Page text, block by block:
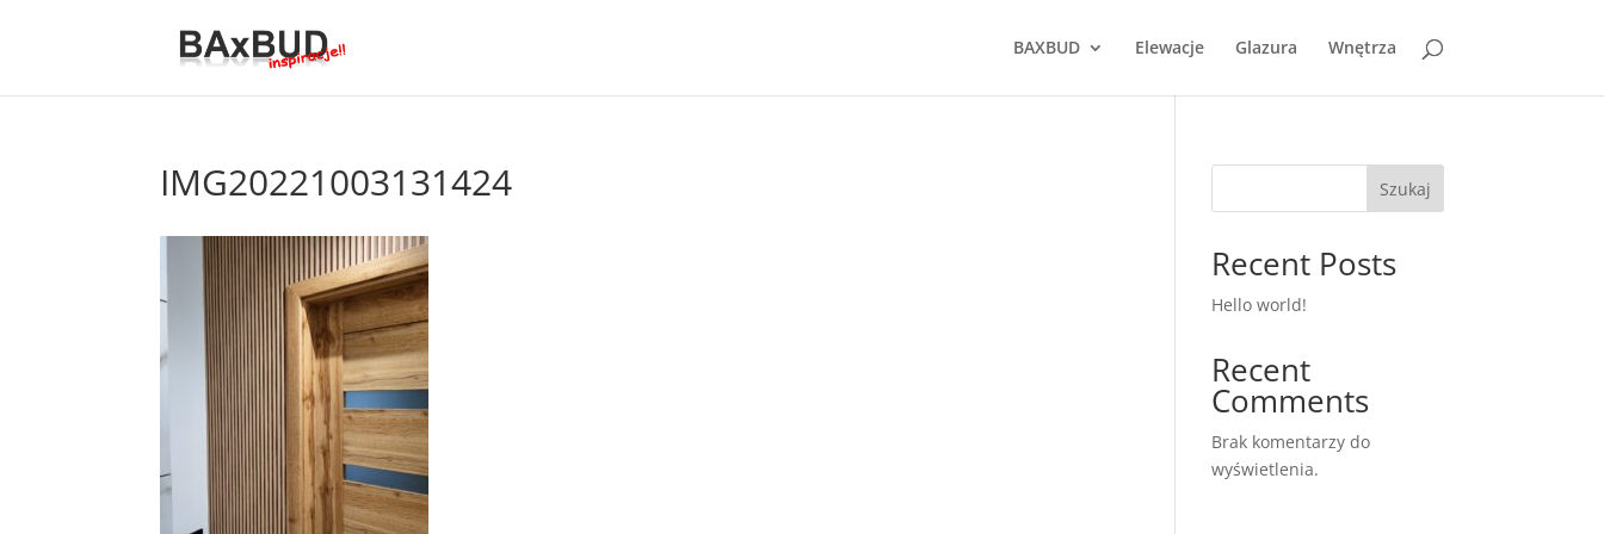
BAXBUD Elewacje Glazura Wnętrza
IMG20221003131424 Szukaj
Recent Posts
Hello world!
Recent
Comments
Brak komentarzy do
wyświetlenia.